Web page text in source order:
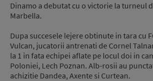
Dinamo a debutat cu o victorie la turneul
Marbella.
Dupa succesele lejere obtinute in tara cu
Vulcan, jucatorii antrenati de Cornel
la 1 in fata echipei aflate pe locul doi in
Poloniei, Lech Poznan. Alb-rosii au
achizitie Dandea, Axente si Curtean.